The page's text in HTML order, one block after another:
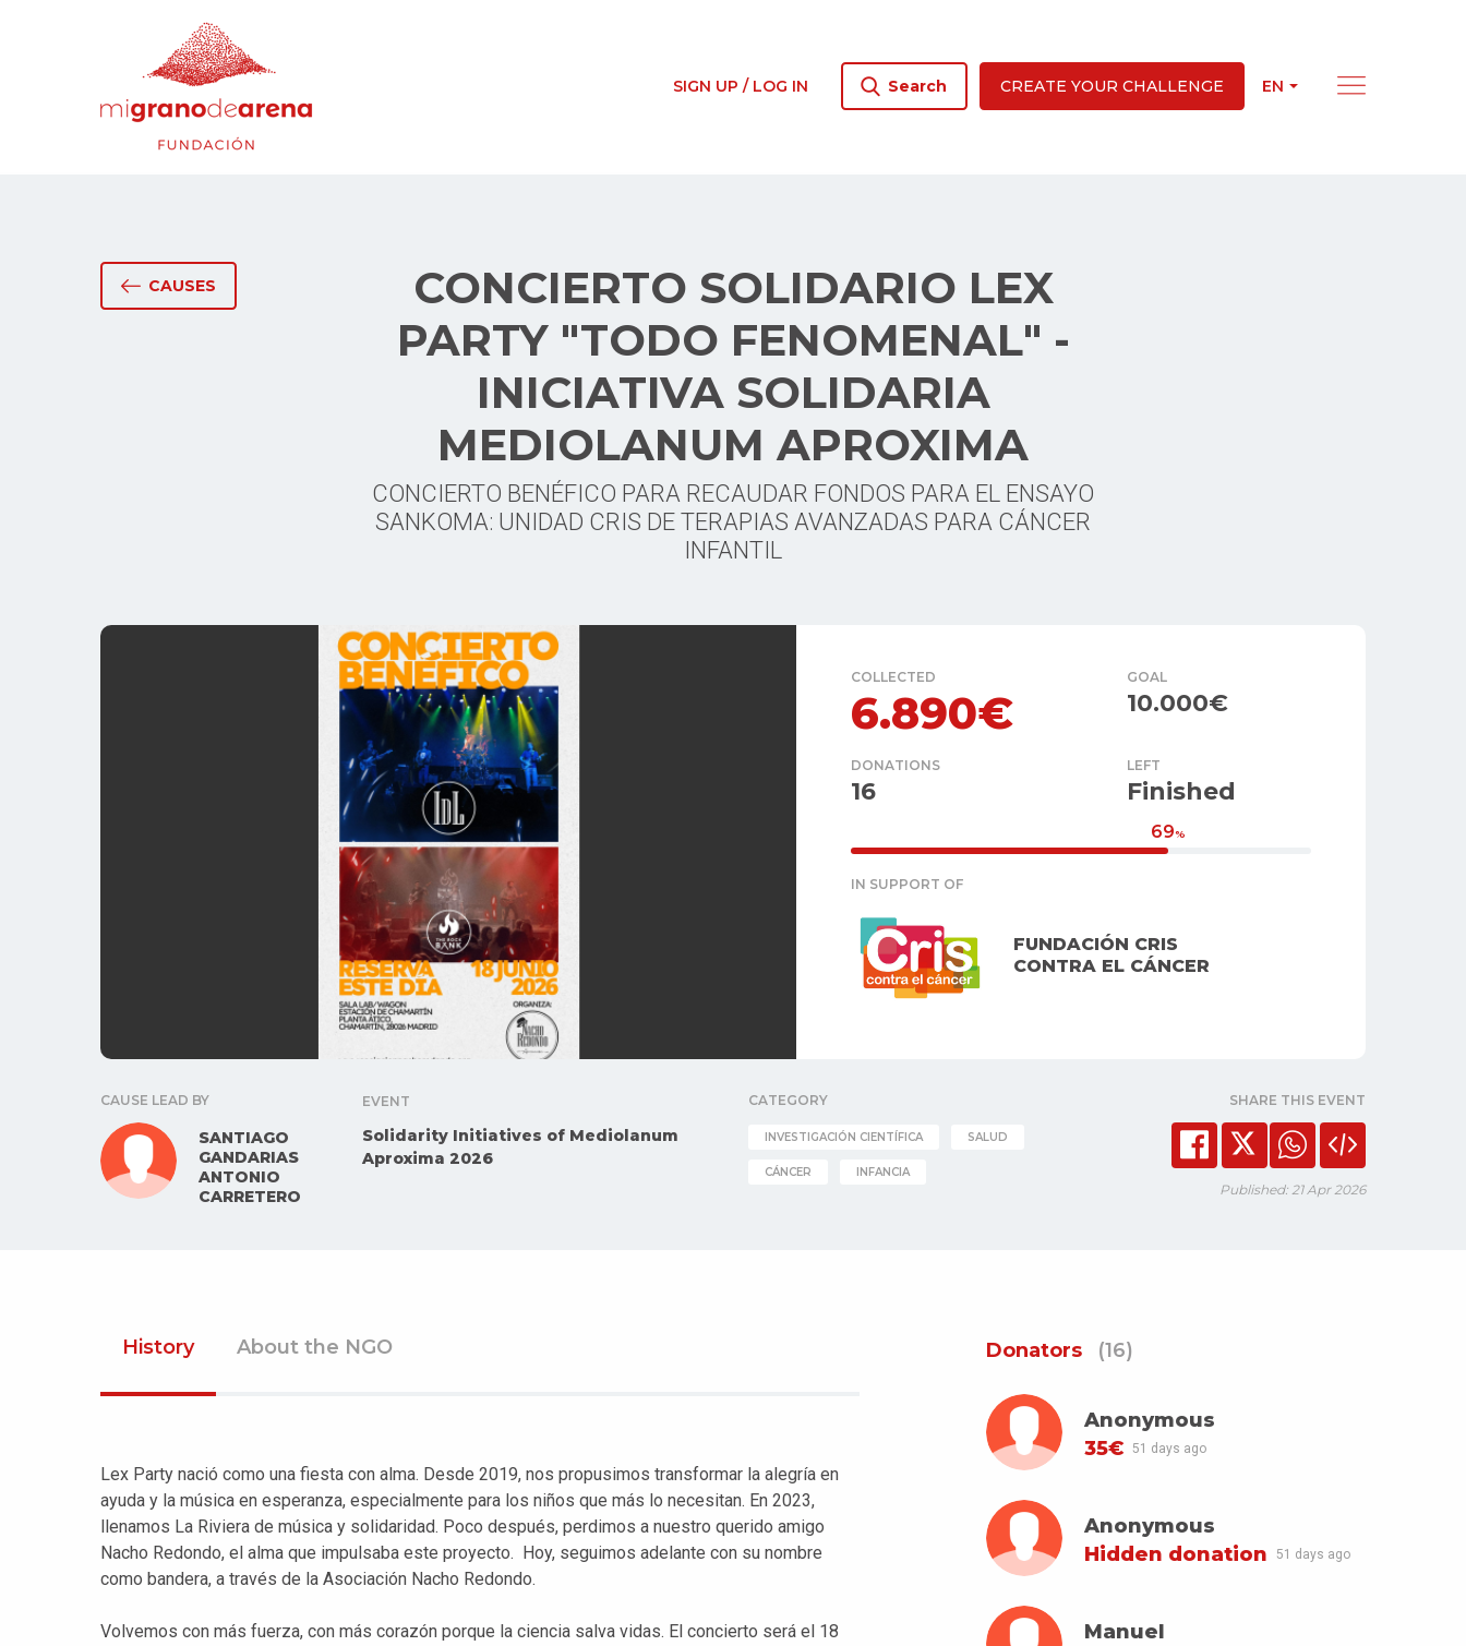
SIGN UP / LOG IN Search CREATE YOUR CHALLENGE EN
CAUSES
CONCIERTO SOLIDARIO LEX
PARTY "TODO FENOMENAL" -
INICIATIVA SOLIDARIA
MEDIOLANUM APROXIMA
CONCIERTO BENÉFICO PARA RECAUDAR FONDOS PARA EL ENSAYO
SANKOMA: UNIDAD CRIS DE TERAPIAS AVANZADAS PARA CÁNCER
INFANTIL
COLLECTED
6.890€
GOAL
10.000€
DONATIONS
16
LEFT
Finished
69%
IN SUPPORT OF
FUNDACIÓN CRIS
CONTRA EL CÁNCER
CAUSE LEAD BY
SANTIAGO
GANDARIAS
ANTONIO
CARRETERO
EVENT
Solidarity Initiatives of Mediolanum
Aproxima 2026
CATEGORY
INVESTIGACIÓN CIENTÍFICA SALUD
CÁNCER INFANCIA
SHARE THIS EVENT
Published: 21 Apr 2026
History About the NGO
Lex Party nació como una fiesta con alma. Desde 2019, nos propusimos transformar la alegría en
ayuda y la música en esperanza, especialmente para los niños que más lo necesitan. En 2023,
llenamos La Riviera de música y solidaridad. Poco después, perdimos a nuestro querido amigo
Nacho Redondo, el alma que impulsaba este proyecto. Hoy, seguimos adelante con su nombre
como bandera, a través de la Asociación Nacho Redondo.
Volvemos con más fuerza, con más corazón porque la ciencia salva vidas. El concierto será el 18
Donators (16)
Anonymous
35€
51 days ago
Anonymous
Hidden donation
51 days ago
Manuel